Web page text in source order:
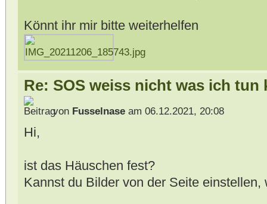
Könnt ihr mir bitte weiterhelfen
Re: SOS weiss nicht was ich tun
von Fusselnaseam 06.12.2021, 20:08
Hi,
ist das Häuschen fest?
Kannst du Bilder von der Seite